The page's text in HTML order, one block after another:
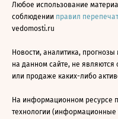
Любое использование
соблюдении правил
vedomosti.ru
Новости, аналитика,
на данном сайте, не
или продаже каких-либо
На информационном ресурсе
технологии (информационные